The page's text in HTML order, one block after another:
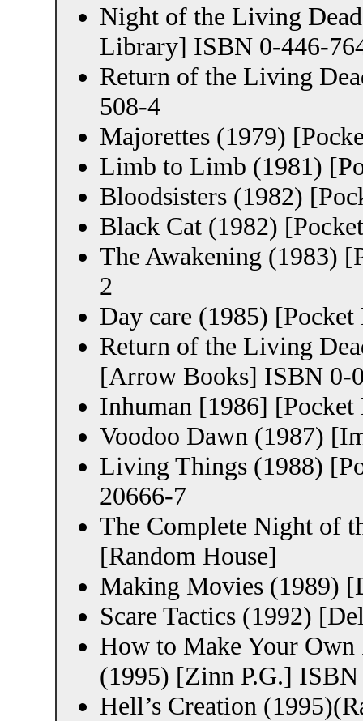
Night of the Living
Library] ISBN 0-446-
Return of the Living
508-4
Majorettes (1979)
Limb to Limb (1981)
Bloodsisters (1982)
Black Cat (1982)
The Awakening (1983)
2
Day care (1985)
Return of the Living
[Arrow Books] ISBN 0-
Inhuman [1986]
Voodoo Dawn (1987)
Living Things (1988)
20666-7
The Complete Night of
[Random House]
Making Movies (1989)
Scare Tactics (1992)
How to Make Your
(1995) [Zinn P.G.]
Hell’s Creation